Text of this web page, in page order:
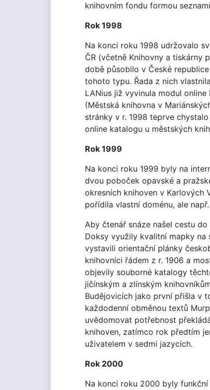
knihovním fondu formou
Rok 1998
Na konci roku 1998 udržovalo
ČR (včetně Knihovny a tiskárny
době působilo v České
tohoto typu. Řada z nich
LANius již vyvinula modul
(Městská knihovna v
stránky v r. 1998 teprve
online katalogu u městských
Rok 1999
Na konci roku 1999 byly na
dvou poboček opavské a
okresních knihoven v Karlových
pořídila vlastní doménu, ale
Aby čtenář snáze našel cestu
Doksy využily kvalitní mapky na
vystavili orientační plánky
knihovníci řádem z r. 1906 a
objevily souborné katalogy
jičínským a zlínským
Budějovicích jako první přišla v
každodenní obměnou textů
uvědomovat potřebnost
knihoven, zatímco rok předtím
uživatelem v sedmi jazycích.
Rok 2000
Na konci roku 2000 byly